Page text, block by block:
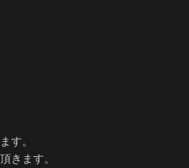
す。
きます。